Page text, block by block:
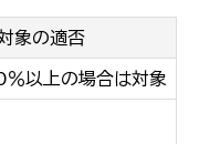
象の適否
以上の場合は対象